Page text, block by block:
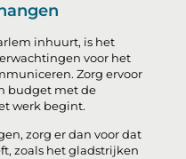
inhuurt, is het
voor het
Zorg ervoor
budget met de
werk begint.
zorg er dan voor dat
zoals het gladstrijken